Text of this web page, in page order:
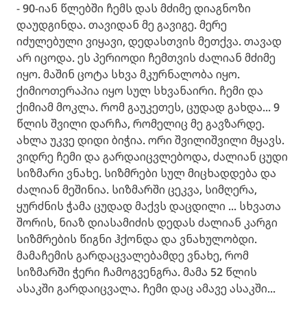
- 90-იან წლებში ჩემს დას მძიმე დიაგნოზი
დაუდგინდა. თავიდან მე გავიგე. მერე
იძულებული ვიყავი, დედასთვის მეთქვა. თავად
არ იცოდა. ეს პერიოდი ჩემთვის ძალიან მძიმე
იყო. მაშინ ცოტა სხვა მკურნალობა იყო.
ქიმიოთერაპია იყო სულ სხვანაირი. ჩემი და
ქიმიამ მოკლა. რომ გაუკეთეს, ცუდად გახდა... 9
წლის შვილი დარჩა, რომელიც მე გავზარდე.
ახლა უკვე დიდი ბიჭია. ორი შვილიშვილი მყავს.
ვიდრე ჩემი და გარდაიცვლებოდა, ძალიან ცუდი
სიზმარი ვნახე. სიზმრები სულ მიცხადდება და
ძალიან მეშინია. სიზმარში ცეკვა, სიმღერა,
ყურძნის ჭამა ცუდად მაქვს დაცდილი ... სხვათა
შორის, ნიაზ დიასამიძის დედას ძალიან კარგი
სიზმრების წიგნი ჰქონდა და ვნახულობდი.
მამაჩემის გარდაცვალებამდე ვნახე, რომ
სიზმარში ჭერი ჩამოგვენგრა. მამა 52 წლის
ასაკში გარდაიცვალა. ჩემი დაც ამავე ასაკში...